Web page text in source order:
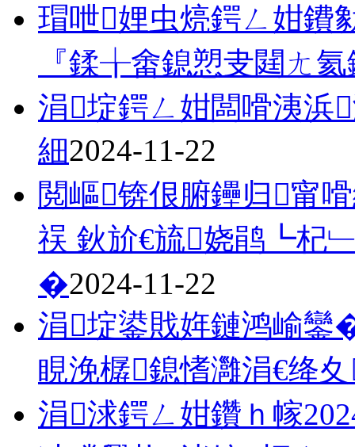
瑁呭娌虫煷鍔ㄥ姏鐨
『鍒╁畬鎴愬叏閮ㄤ
涓埞鍔ㄥ姏闆嗗洟浜
細2024-11-22
閲嶇锛佷腑鑸归甯
祦 鈥斺€旈娆鹃┗杞
�2024-11-22
涓埞鍙戝姩鏈鸿崳鑾
睍浼樼鎴愭灉涓€绛
涓浗鍔ㄥ姏鑽ｈ幏